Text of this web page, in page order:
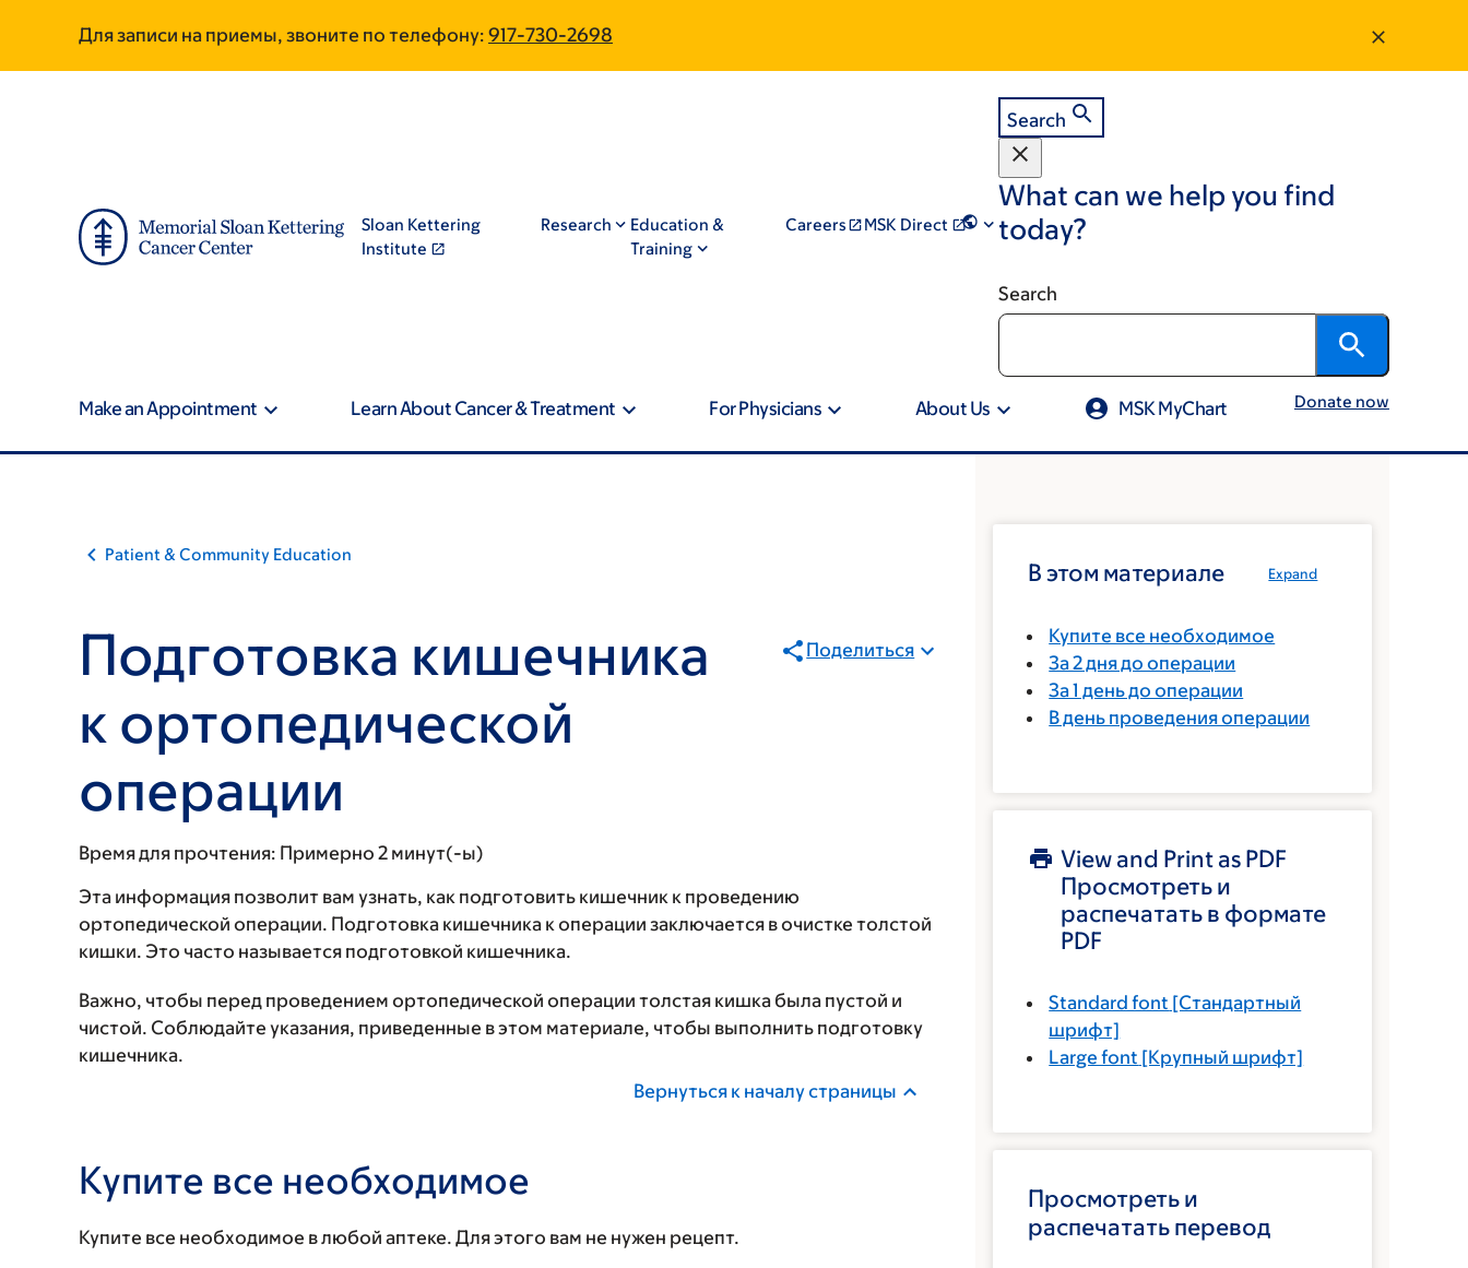
main
footer
Для записи на приемы, звоните по телефону: 917-730-2698
Sloan Kettering
Institute
Research
Education &
Training
Careers MSK Direct
Search
What can we help you find
today?
Search
Make an Appointment Learn About Cancer & Treatment For Physicians About Us MSK MyChart Donate now
Patient & Community Education
Подготовка кишечника
к ортопедической
операции
Поделиться
Время для прочтения: Примерно 2 минут(-ы)
Эта информация позволит вам узнать, как подготовить кишечник к проведению
ортопедической операции. Подготовка кишечника к операции заключается в очистке толстой
кишки. Это часто называется подготовкой кишечника.
Важно, чтобы перед проведением ортопедической операции толстая кишка была пустой и
чистой. Соблюдайте указания, приведенные в этом материале, чтобы выполнить подготовку
кишечника.
Вернуться к началу страницы
Купите все необходимое
Купите все необходимое в любой аптеке. Для этого вам не нужен рецепт.
Expand
В этом материале
Купите все необходимое
За 2 дня до операции
За 1 день до операции
В день проведения операции
View and Print as PDF
Просмотреть и
распечатать в формате
PDF
Standard font [Стандартный
шрифт]
Large font [Крупный шрифт]
Просмотреть и
распечатать перевод